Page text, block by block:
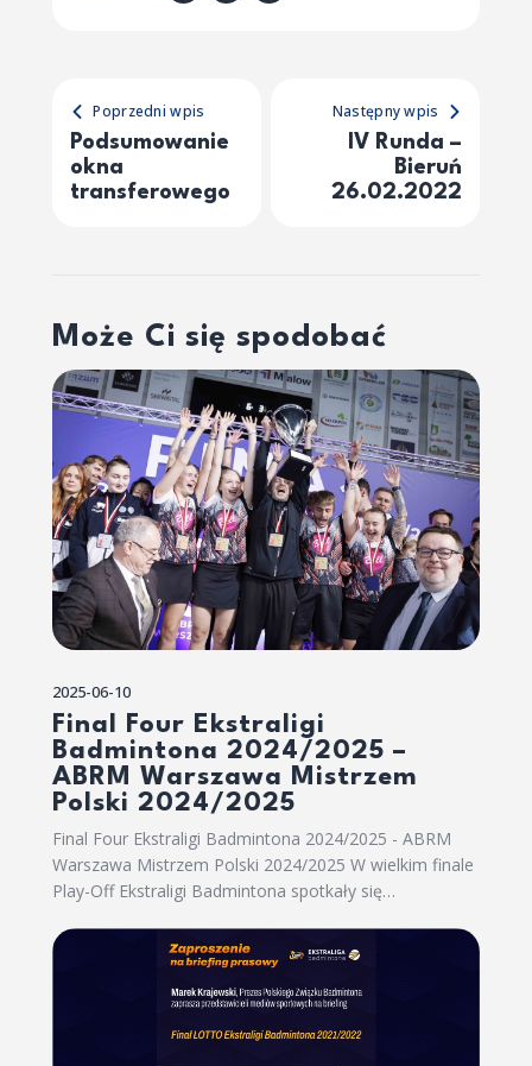
Poprzedni wpis
Podsumowanie
okna
transferowego
Następny wpis
IV Runda –
Bieruń
26.02.2022
Może Ci się spodobać
2025-06-10
Final Four Ekstraligi
Badmintona 2024/2025 –
ABRM Warszawa Mistrzem
Polski 2024/2025
Final Four Ekstraligi Badmintona 2024/2025 - ABRM
Warszawa Mistrzem Polski 2024/2025 W wielkim finale
Play-Off Ekstraligi Badmintona spotkały się…